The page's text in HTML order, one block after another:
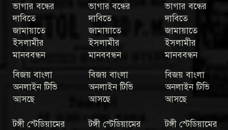
ভাগার বন্ধের
দাবিতে
জামায়াতে
ইসলামীর
মানববন্ধন
বিজয় বাংলা
অনলাইন টিভি
আসছে
ভাগার বন্ধের
দাবিতে
জামায়াতে
ইসলামীর
মানববন্ধন
বিজয় বাংলা
অনলাইন টিভি
আসছে
ভাগার বন্ধের
দাবিতে
জামায়াতে
ইসলামীর
মানববন্ধন
বিজয় বাংলা
অনলাইন টিভি
আসছে
টঙ্গী স্টেডিয়ামের
টঙ্গী স্টেডিয়ামের
টঙ্গী স্টেডিয়ামের